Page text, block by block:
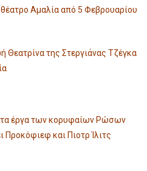
Αμαλία από 5 Φεβρουαρίου
Θεατρίνα της Στεργιάνας Τζέγκα
έργα των κορυφαίων Ρώσων
Προκόφιεφ και Πιοτρ Ίλιτς